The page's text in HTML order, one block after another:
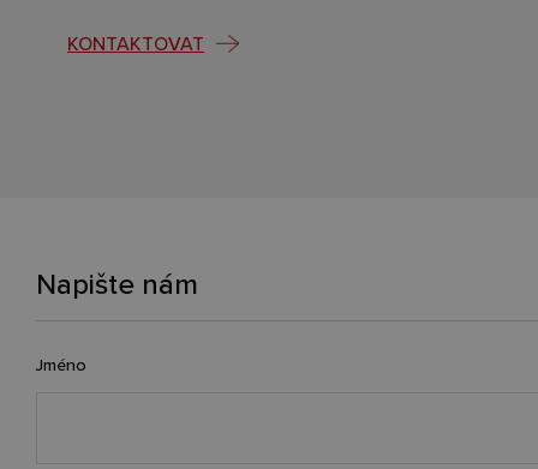
KONTAKTOVAT
Napište nám
Jméno